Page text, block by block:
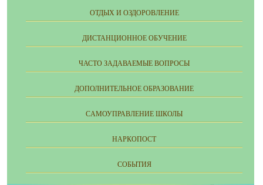
ОТДЫХ И ОЗДОРОВЛЕНИЕ
ДИСТАНЦИОННОЕ ОБУЧЕНИЕ
ЧАСТО ЗАДАВАЕМЫЕ ВОПРОСЫ
ДОПОЛНИТЕЛЬНОЕ ОБРАЗОВАНИЕ
CАМОУПРАВЛЕНИЕ ШКОЛЫ
НАРКОПОСТ
СОБЫТИЯ